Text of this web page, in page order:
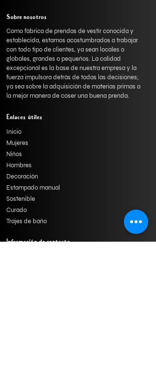
Sobre nosotros
Como fábrica de prendas de vestir conocida y
establecida, estamos acostumbrados a trabajar
con todo tipo de clientes, ya sean locales o
globales, grandes o pequeños. La calidad
excepcional es la base de nuestra empresa y la
fuerza impulsora detrás de todas las decisiones;
ya sea sobre la adquisición de materias primas o
la mejor manera de coser una buena prenda.
Enlaces útiles
Inicio
Mujeres
Niños
Hombres
Decoración
Estampado manual
Sostenible
Curado
Trajes de baño
Información de contacto